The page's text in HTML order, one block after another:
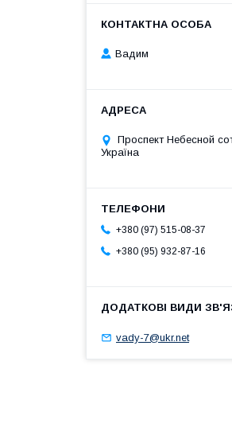
Вадим
Проспект Небесной
Україна
+380 (97) 515-08-37
+380 (95) 932-87-16
vady-7@ukr.net